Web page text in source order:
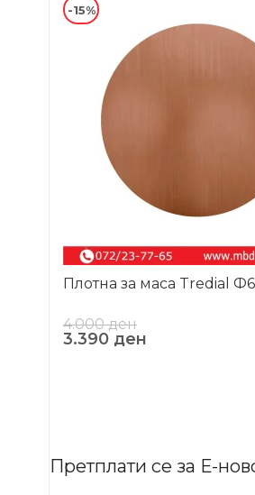
-15%
Плотна за маса Tredial
4.000ден
3.390 ден
Претплати се за Е-